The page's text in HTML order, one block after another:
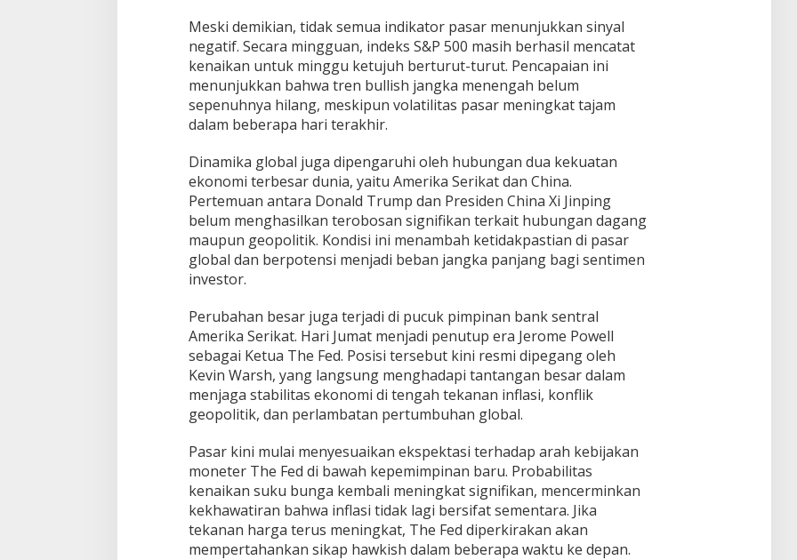
Meski demikian, tidak semua indikator pasar menunjukkan sinyal
negatif. Secara mingguan, indeks S&P 500 masih berhasil mencatat
kenaikan untuk minggu ketujuh berturut-turut. Pencapaian ini
menunjukkan bahwa tren bullish jangka menengah belum
sepenuhnya hilang, meskipun volatilitas pasar meningkat tajam
dalam beberapa hari terakhir.
Dinamika global juga dipengaruhi oleh hubungan dua kekuatan
ekonomi terbesar dunia, yaitu Amerika Serikat dan China.
Pertemuan antara Donald Trump dan Presiden China Xi Jinping
belum menghasilkan terobosan signifikan terkait hubungan dagang
maupun geopolitik. Kondisi ini menambah ketidakpastian di pasar
global dan berpotensi menjadi beban jangka panjang bagi sentimen
investor.
Perubahan besar juga terjadi di pucuk pimpinan bank sentral
Amerika Serikat. Hari Jumat menjadi penutup era Jerome Powell
sebagai Ketua The Fed. Posisi tersebut kini resmi dipegang oleh
Kevin Warsh, yang langsung menghadapi tantangan besar dalam
menjaga stabilitas ekonomi di tengah tekanan inflasi, konflik
geopolitik, dan perlambatan pertumbuhan global.
Pasar kini mulai menyesuaikan ekspektasi terhadap arah kebijakan
moneter The Fed di bawah kepemimpinan baru. Probabilitas
kenaikan suku bunga kembali meningkat signifikan, mencerminkan
kekhawatiran bahwa inflasi tidak lagi bersifat sementara. Jika
tekanan harga terus meningkat, The Fed diperkirakan akan
mempertahankan sikap hawkish dalam beberapa waktu ke depan.